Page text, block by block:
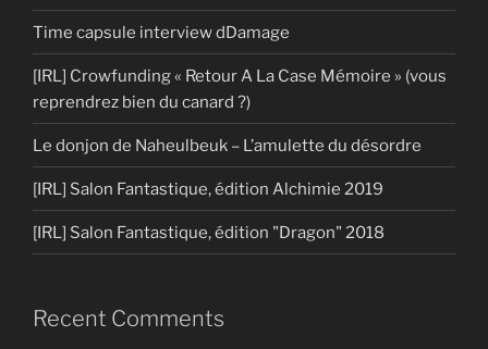
Time capsule interview dDamage
[IRL] Crowfunding « Retour A La Case Mémoire » (vous
reprendrez bien du canard ?)
Le donjon de Naheulbeuk – L’amulette du désordre
[IRL] Salon Fantastique, édition Alchimie 2019
[IRL] Salon Fantastique, édition "Dragon" 2018
Recent Comments